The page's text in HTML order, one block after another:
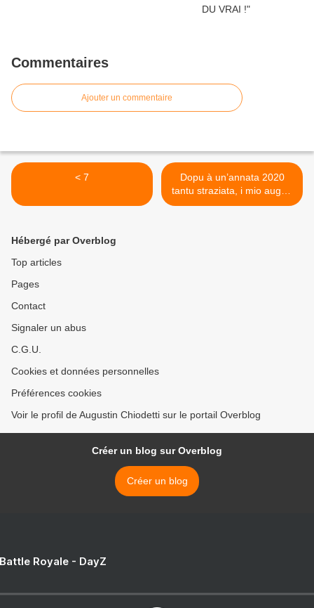
Commentaires
Ajouter un commentaire
< 7
Dopu à un’annata 2020
tantu straziata, i mio auguri
per l’annu novu. Après une
Hébergé par Overblog
Top articles
Pages
Contact
Signaler un abus
C.G.U.
Cookies et données personnelles
Préférences cookies
Voir le profil de Augustin Chiodetti sur le portail Overblog
Créer un blog sur Overblog
Créer un blog
Royale - DayZ